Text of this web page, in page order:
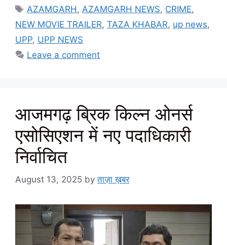
Tags
AZAMGARH,AZAMGARH NEWS, CRIME,
NEW MOVIE TRAILER, TAZA KHABAR, up news,
UPP, UPP NEWS
Leave a comment
आजमगढ़ ब्रिक किल्न ओनर्स
एसोसिएशन में नए पदाधिकारी
निर्वाचित
August 13, 2025 byताज़ा ख़बर